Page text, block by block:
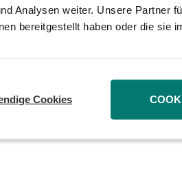
Analysen weiter. Unsere Partner
bereitgestellt haben oder die sie
Cookies
sein. Dann setzt die Deutsche
Anlegern wird danach der